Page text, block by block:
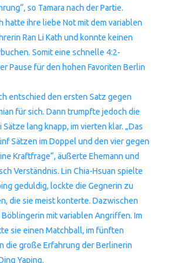
so Tamara nach der Partie.
hatte ihre liebe Not mit dem variablen
Ran Li Kath und konnte keinen
Somit eine schnelle 4:2-
Pause für den hohen Favoriten Berlin
entschied den ersten Satz gegen
für sich. Dann trumpfte jedoch die
Sätze lang knapp, im vierten klar. „Das
Sätzen im Doppel und den vier gegen
Kraftfrage“, äußerte Ehemann und
Verständnis. Lin Chia-Hsuan spielte
geduldig, lockte die Gegnerin zu
die sie meist konterte. Dazwischen
mit variablen Angriffen. Im
sie einen Matchball, im fünften
die große Erfahrung der Berlinerin
Yaping.